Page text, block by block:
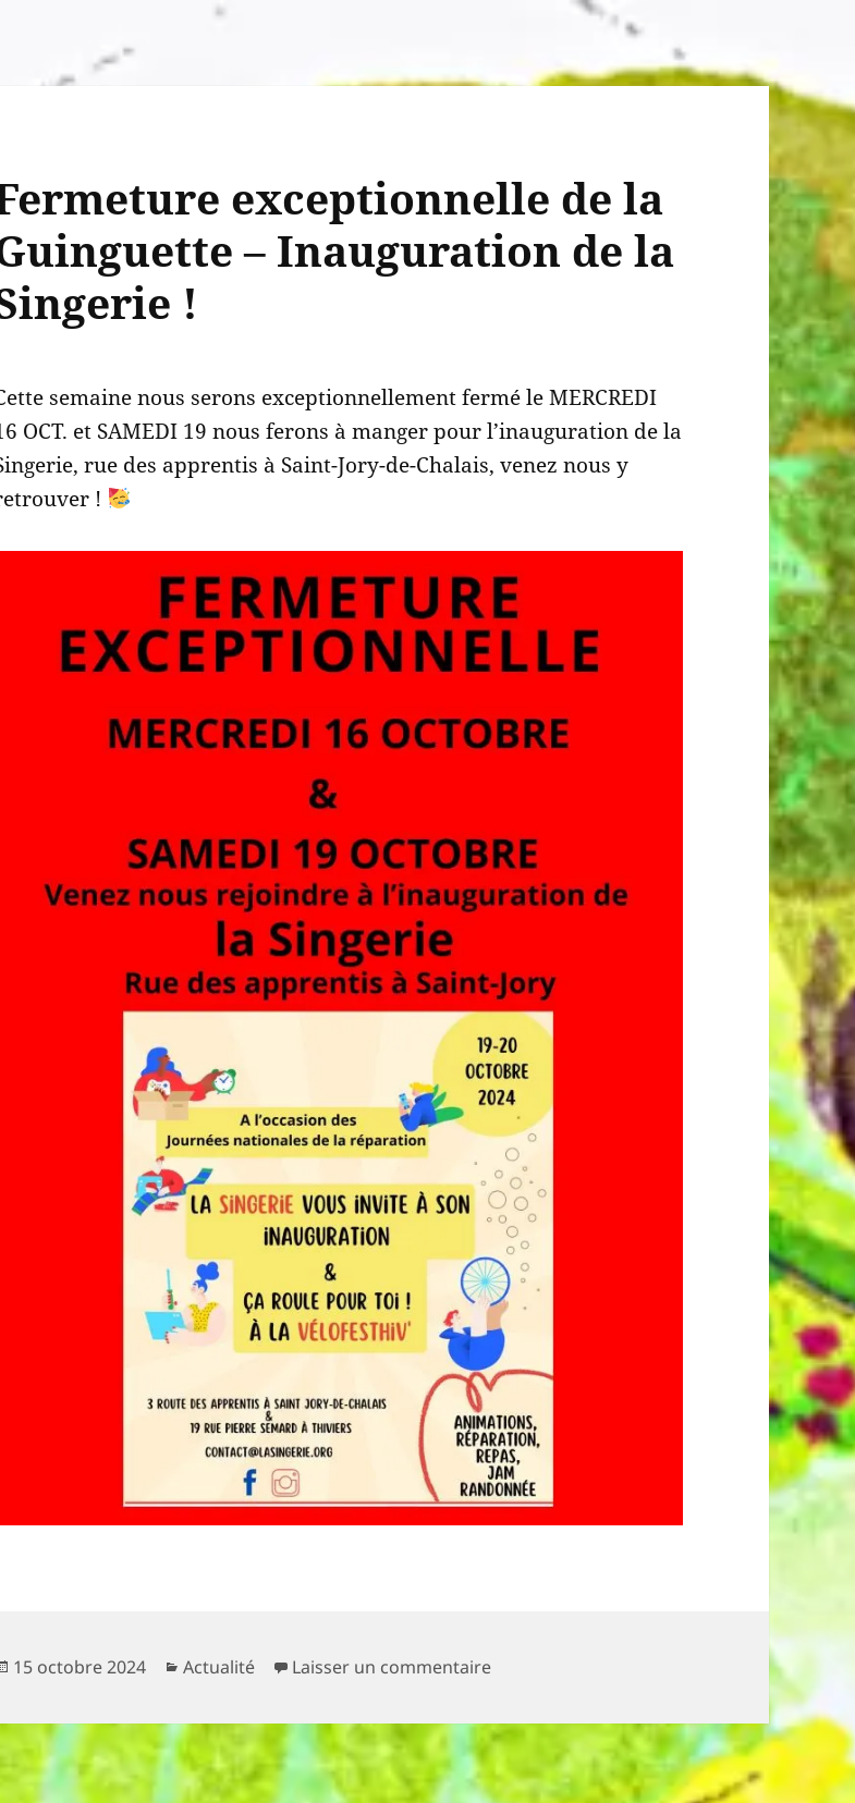
exceptionnelle de la
– Inauguration de la
!
semaine nous serons exceptionnellement fermé le MERCREDI
OCT. et SAMEDI 19 nous ferons à manger pour l’inauguration de la
rue des apprentis à Saint-Jory-de-Chalais, venez nous y
!
Publié
15 octobre 2024 Catégories
Actualité Laisser un commentairesur Fermeture exceptionnelle de la